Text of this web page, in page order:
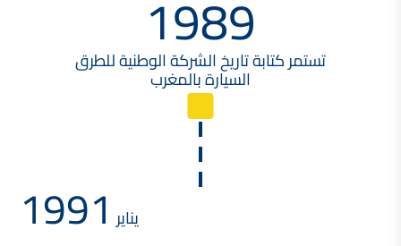
1989
تستمر كتابة تاريخ الشركة الوطنية للطرق
السيارة بالمغرب
يناير 1991